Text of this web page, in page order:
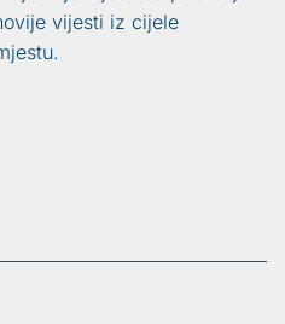
vijesti iz cijele